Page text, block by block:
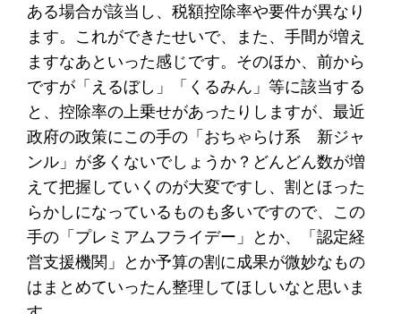
ある場合が該当し、税額控除率や要件が異なり
ます。これができたせいで、また、手間が増え
ますなあといった感じです。そのほか、前から
ですが「えるぼし」「くるみん」等に該当する
と、控除率の上乗せがあったりしますが、最近
政府の政策にこの手の「おちゃらけ系 新ジャ
ンル」が多くないでしょうか？どんどん数が増
えて把握していくのが大変ですし、割とほった
らかしになっているものも多いですので、この
手の「プレミアムフライデー」とか、「認定経
営支援機関」とか予算の割に成果が微妙なもの
はまとめていったん整理してほしいなと思いま